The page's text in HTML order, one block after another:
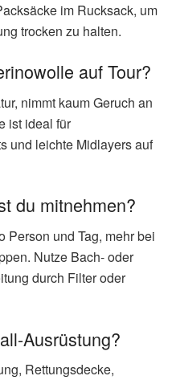
im Rucksack, um
trocken zu halten.
auf Tour?
nimmt kaum Geruch an
ist ideal für
und leichte Midlayers auf
du mitnehmen?
Person und Tag, mehr bei
Nutze Bach- oder
durch Filter oder
Ausrüstung?
Rettungsdecke,